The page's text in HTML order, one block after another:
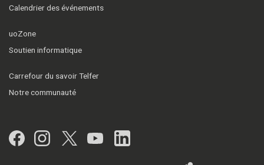
Calendrier des événements
uoZone
Soutien informatique
Carrefour du savoir Telfer
Notre communauté
Facebook
Instagram
Twitter
YouTubeLinkedIn